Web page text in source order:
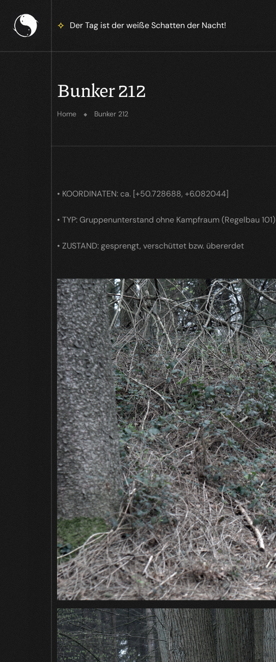
Der Tag ist der weiße Schatten der Nacht!
Bunker 212
Home Bunker 212
• KOORDINATEN: ca. [+50.728688, +6.082044]
• TYP: Gruppenunterstand ohne Kampfraum (Regelbau 101)
• ZUSTAND: gesprengt, verschüttet bzw. übererdet